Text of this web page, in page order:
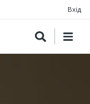
Вхід